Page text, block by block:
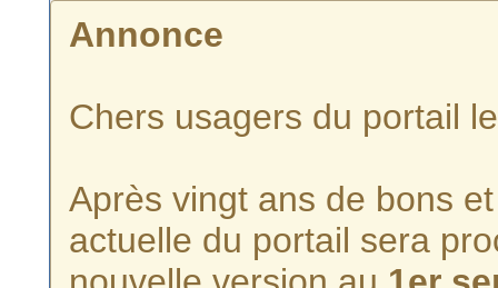
Annonce
Chers usagers du portail
Après vingt ans de bons
actuelle du portail sera